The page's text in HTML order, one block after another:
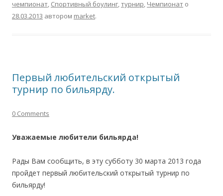
чемпионат, Спортивный боулинг,турнир, Чемпионат о
28.03.2013 автором market.
Первый любительский открытый
турнир по бильярду.
0 Comments
Уважаемые любители бильярда!
Рады Вам сообщить, в эту субботу 30 марта 2013 года
пройдет первый любительский открытый турнир по
бильярду!